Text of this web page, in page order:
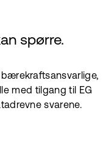
spørre.
med tilgang til EG
svarene.